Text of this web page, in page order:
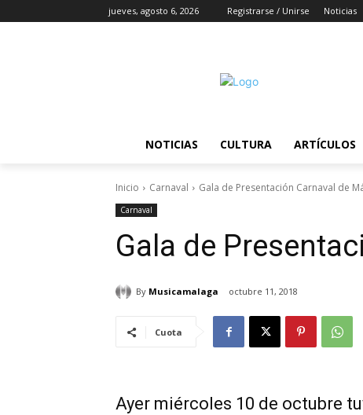
jueves, agosto 6, 2026 Registrarse / Unirse Noticias
NOTICIAS CULTURA ARTÍCULOS
Inicio Carnaval Gala de Presentación Carnaval de
Carnaval
Gala de
By Musicamalaga octubre 11, 2018
Cuota
Ayer miércoles 10 de octubre